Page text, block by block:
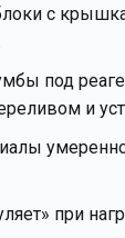
с
под
и
при